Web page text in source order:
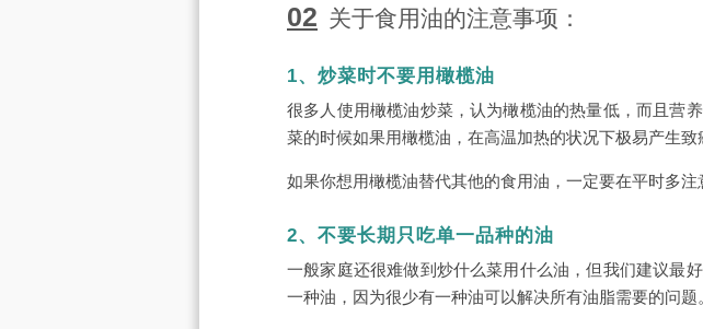
02 关于食用油的注意事项：
1、炒菜时不要用橄榄油
很多人使用橄榄油炒菜，认为橄榄油的热量低，而且营
菜的时候如果用橄榄油，在高温加热的状况下极易产生致
如果你想用橄榄油替代其他的食用油，一定要在平时多注
2、不要长期只吃单一品种的油
一般家庭还很难做到炒什么菜用什么油，但我们建议最
一种油，因为很少有一种油可以解决所有油脂需要的问题